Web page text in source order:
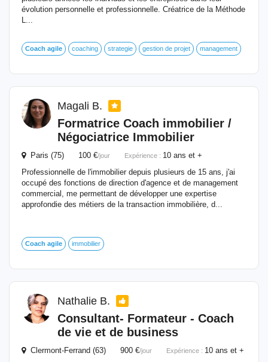
évolution personnelle et professionnelle. Créatrice de la Méthode
L...
Coach agile coaching strategie gestion de projet management
Magali B.
Formatrice Coach immobilier /
Négociatrice Immobilier
Paris (75) 100 €/jour Expérience : 10 ans et +
Professionnelle de l'immobilier depuis plusieurs de 15 ans, j'ai
occupé des fonctions de direction d'agence et de management
commercial, me permettant de développer une expertise
approfondie des métiers de la transaction immobilière, d...
Coach agile immobilier
Nathalie B.
Consultant- Formateur - Coach
de vie et de business
Clermont-Ferrand (63) 900 €/jour Expérience : 10 ans et +